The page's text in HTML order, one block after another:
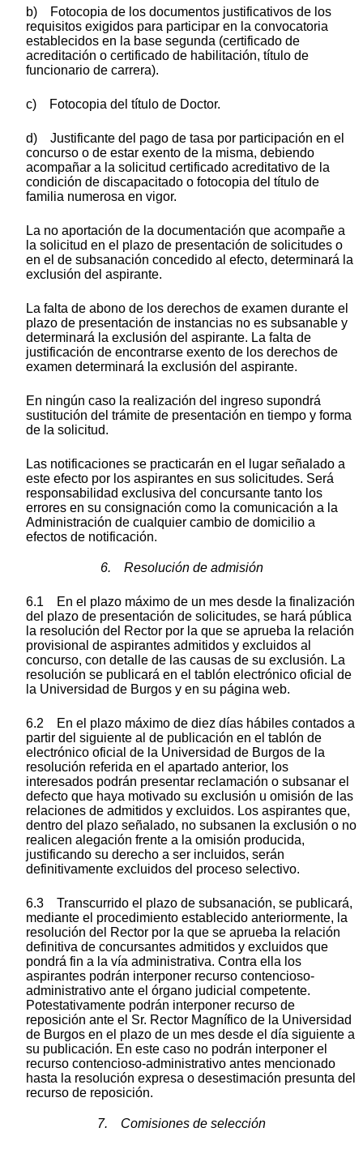
b) Fotocopia de los documentos justificativos de los
requisitos exigidos para participar en la convocatoria
establecidos en la base segunda (certificado de
acreditación o certificado de habilitación, título de
funcionario de carrera).
c) Fotocopia del título de Doctor.
d) Justificante del pago de tasa por participación en el
concurso o de estar exento de la misma, debiendo
acompañar a la solicitud certificado acreditativo de la
condición de discapacitado o fotocopia del título de
familia numerosa en vigor.
La no aportación de la documentación que acompañe a
la solicitud en el plazo de presentación de solicitudes o
en el de subsanación concedido al efecto, determinará la
exclusión del aspirante.
La falta de abono de los derechos de examen durante el
plazo de presentación de instancias no es subsanable y
determinará la exclusión del aspirante. La falta de
justificación de encontrarse exento de los derechos de
examen determinará la exclusión del aspirante.
En ningún caso la realización del ingreso supondrá
sustitución del trámite de presentación en tiempo y forma
de la solicitud.
Las notificaciones se practicarán en el lugar señalado a
este efecto por los aspirantes en sus solicitudes. Será
responsabilidad exclusiva del concursante tanto los
errores en su consignación como la comunicación a la
Administración de cualquier cambio de domicilio a
efectos de notificación.
6. Resolución de admisión
6.1 En el plazo máximo de un mes desde la finalización
del plazo de presentación de solicitudes, se hará pública
la resolución del Rector por la que se aprueba la relación
provisional de aspirantes admitidos y excluidos al
concurso, con detalle de las causas de su exclusión. La
resolución se publicará en el tablón electrónico oficial de
la Universidad de Burgos y en su página web.
6.2 En el plazo máximo de diez días hábiles contados a
partir del siguiente al de publicación en el tablón de
electrónico oficial de la Universidad de Burgos de la
resolución referida en el apartado anterior, los
interesados podrán presentar reclamación o subsanar el
defecto que haya motivado su exclusión u omisión de las
relaciones de admitidos y excluidos. Los aspirantes que,
dentro del plazo señalado, no subsanen la exclusión o no
realicen alegación frente a la omisión producida,
justificando su derecho a ser incluidos, serán
definitivamente excluidos del proceso selectivo.
6.3 Transcurrido el plazo de subsanación, se publicará,
mediante el procedimiento establecido anteriormente, la
resolución del Rector por la que se aprueba la relación
definitiva de concursantes admitidos y excluidos que
pondrá fin a la vía administrativa. Contra ella los
aspirantes podrán interponer recurso contencioso-
administrativo ante el órgano judicial competente.
Potestativamente podrán interponer recurso de
reposición ante el Sr. Rector Magnífico de la Universidad
de Burgos en el plazo de un mes desde el día siguiente a
su publicación. En este caso no podrán interponer el
recurso contencioso-administrativo antes mencionado
hasta la resolución expresa o desestimación presunta del
recurso de reposición.
7. Comisiones de selección